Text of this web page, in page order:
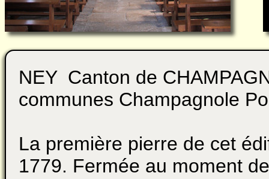
NEY Canton de
communes Champagnole
La première pierre de cet
1779. Fermée au moment